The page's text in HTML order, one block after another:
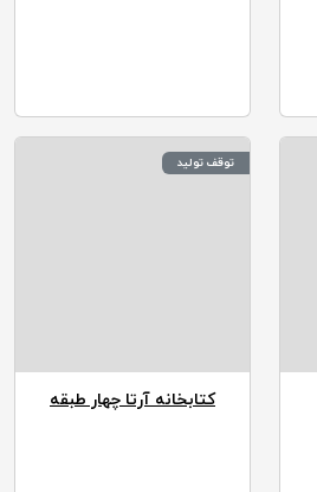
توقف تولید
کتابخانه آرتا چهار طبقه